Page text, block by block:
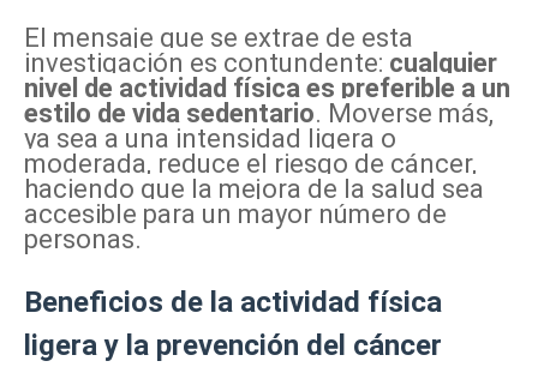
El mensaje que se extrae de esta
investigación es contundente: cualquier
nivel de actividad física es preferible a un
estilo de vida sedentario. Moverse más,
ya sea a una intensidad ligera o
moderada, reduce el riesgo de cáncer,
haciendo que la mejora de la salud sea
accesible para un mayor número de
personas.
Beneficios de la actividad física
ligera y la prevención del cáncer